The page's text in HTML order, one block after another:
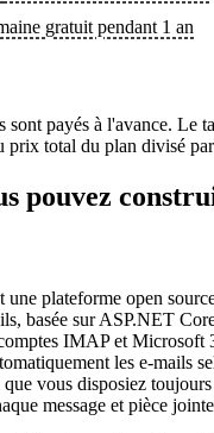
gratuit pendant 1 an
sont payés à l'avance. Le
prix total du plan divisé
pouvez
plateforme open
basée sur ASP.NET
IMAP et
les e-mails
vous disposiez
message et pièce